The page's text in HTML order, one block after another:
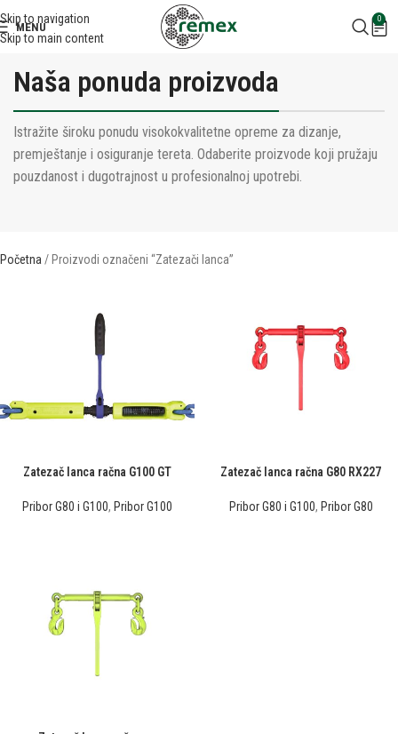
Skip to navigation
Skip to main content
MENU
0
Naša ponuda proizvoda
Istražite široku ponudu visokokvalitetne opreme za dizanje,
premještanje i osiguranje tereta. Odaberite proizvode koji pružaju
pouzdanost i dugotrajnost u profesionalnoj upotrebi.
Početna Proizvodi označeni “Zatezači lanca”
Zatezač lanca račna G100 GT
Pribor G80 i G100, Pribor G100
Zatezač lanca račna G80 RX227
Pribor G80 i G100, Pribor G80